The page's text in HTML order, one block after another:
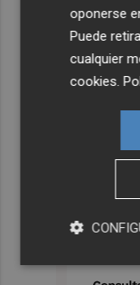
oponerse
Puede
cualquier
cookies .